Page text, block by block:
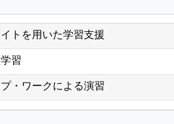
トを用いた学習支援
習
・ワークによる演習